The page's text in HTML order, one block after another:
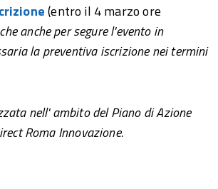
(entro il 4 marzo ore
anche per segure l'evento in
la preventiva iscrizione nei termini
nell' ambito del Piano di Azione
Roma Innovazione.